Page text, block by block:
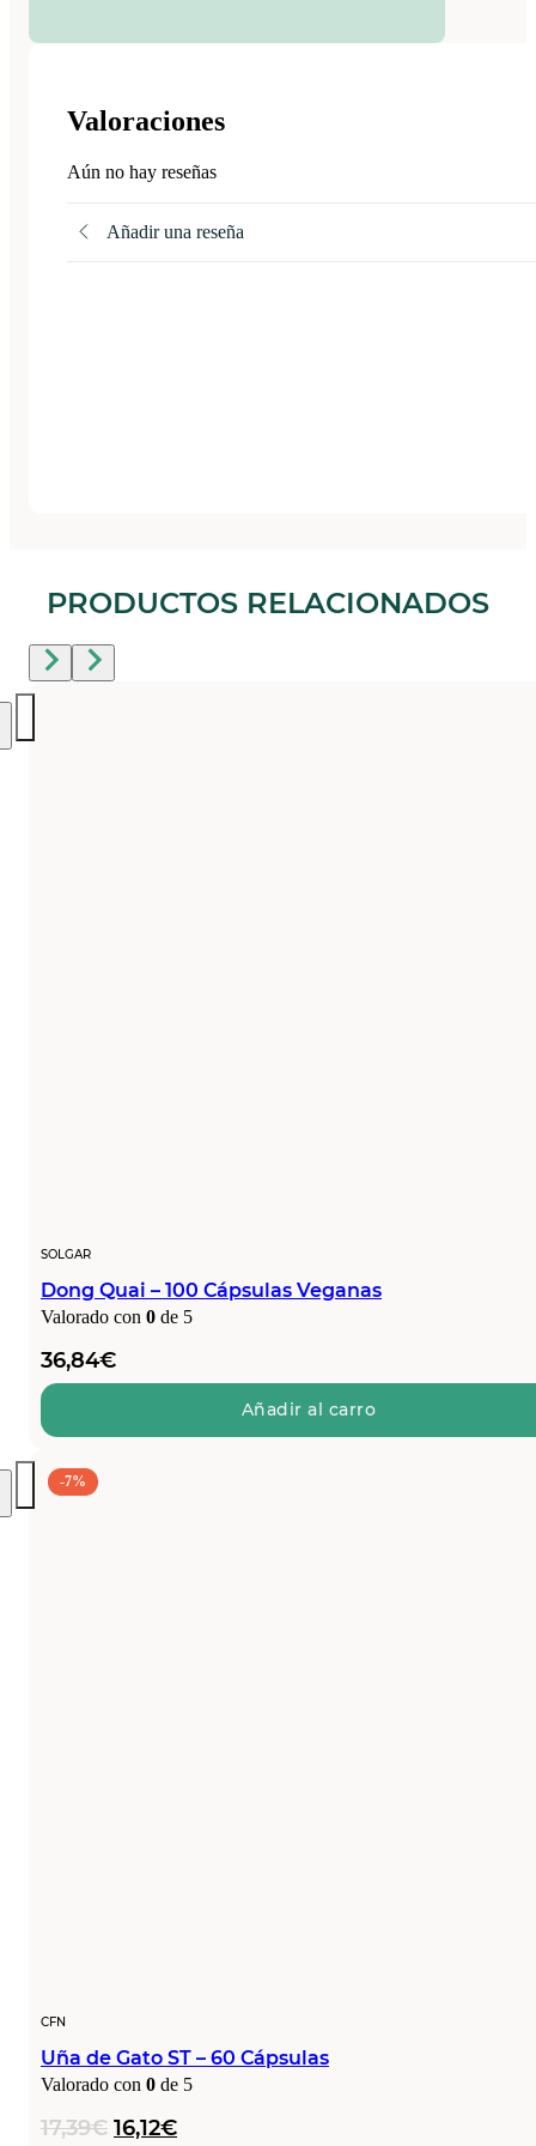
Valoraciones
Aún no hay reseñas
Añadir una reseña
PRODUCTOS RELACIONADOS
SOLGAR
Dong Quai – 100 Cápsulas Veganas
Valorado con 0 de 5
36,84€
Añadir al carro
-7%
CFN
Uña de Gato ST – 60 Cápsulas
Valorado con 0 de 5
17,39€ El
16,12€El